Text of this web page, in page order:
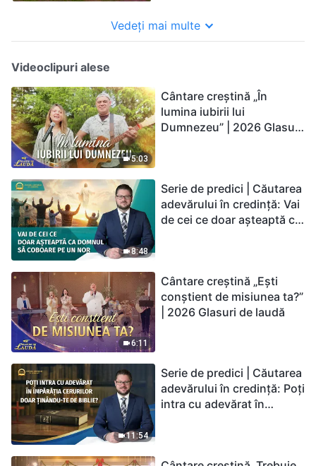
Vedeți mai multe
Videoclipuri alese
5:03
Cântare creștină „În
lumina iubirii lui
Dumnezeu” | 2026 Glasuri
8:48
Serie de predici | Căutarea
adevărului în credință: Vai
de cei ce doar așteaptă ca
6:11
Cântare creștină „Ești
conștient de misiunea ta?”
| 2026 Glasuri de laudă
11:54
Serie de predici | Căutarea
adevărului în credință: Poți
intra cu adevărat în